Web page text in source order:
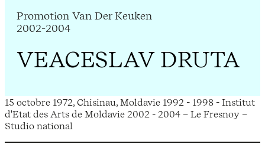
Promotion Van Der Keuken
2002-2004
VEACESLAV DRUTA
15 octobre 1972, Chisinau, Moldavie 1992 - 1998 - Institut
d'Etat des Arts de Moldavie 2002 - 2004 – Le Fresnoy –
Studio national